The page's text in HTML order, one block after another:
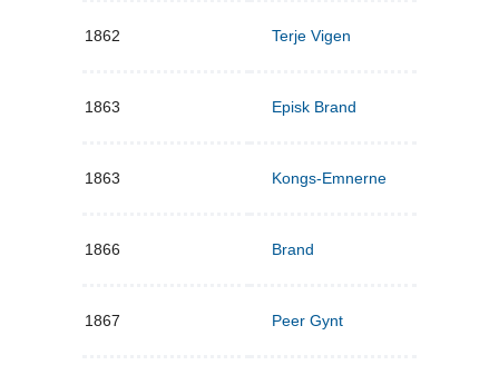
1862 Terje Vigen
1863 Episk Brand
1863 Kongs-Emnerne
1866 Brand
1867 Peer Gynt